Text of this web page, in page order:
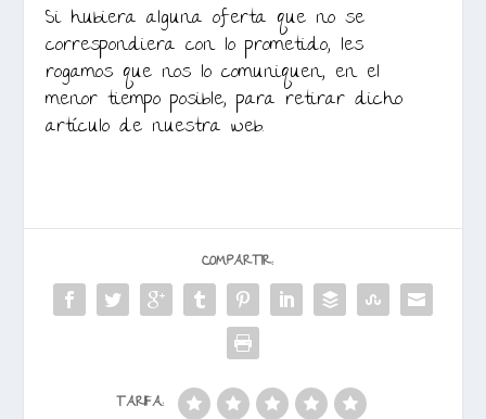
Si hubiera alguna oferta que no se
correspondiera con lo prometido, les
rogamos que nos lo comuniquen, en el
menor tiempo posible, para retirar dicho
artículo de nuestra web.
COMPARTIR:
TARIFA: